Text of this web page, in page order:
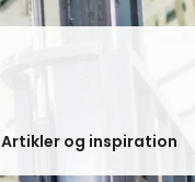
Artikler og inspiration